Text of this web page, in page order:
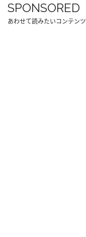
SPONSORED
あわせて読みたいコンテンツ